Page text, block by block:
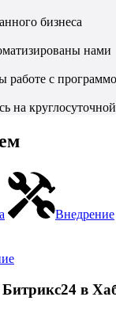
бизнеса
нами
работе с
на
Внедрение
в